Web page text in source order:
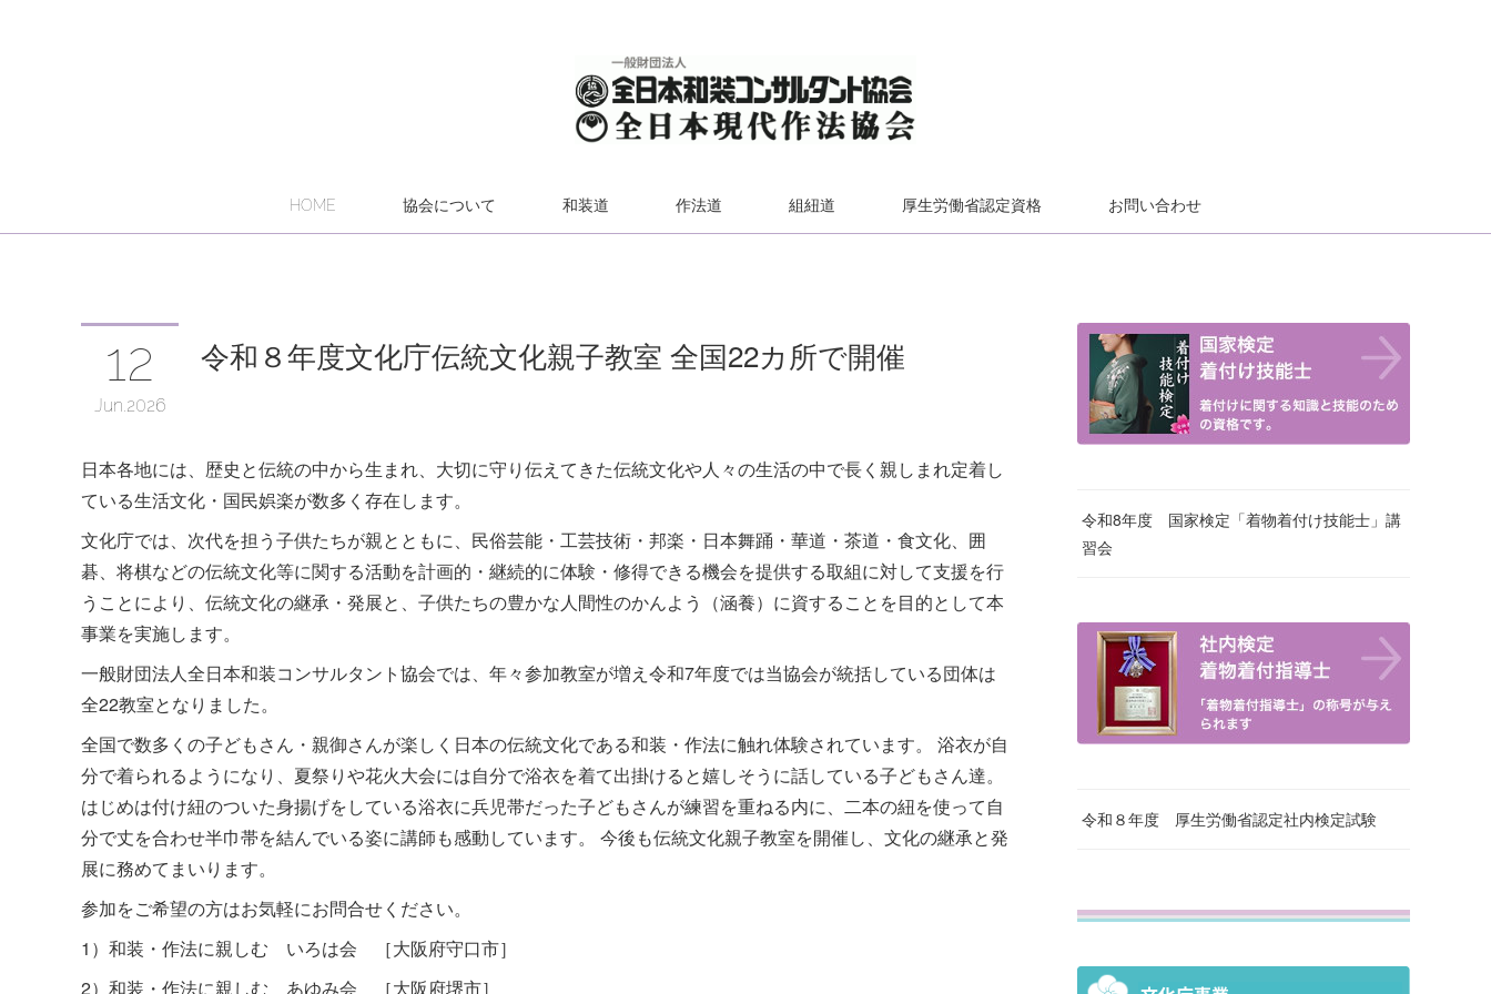
HOME 協会について 和装道 作法道 組紐道 厚生労働省認定資格 お問い合わせ
12
Jun 2026
令和８年度文化庁伝統文化親子教室 全国22カ所で開催
日本各地には、歴史と伝統の中から生まれ、大切に守り伝えてきた伝統文化や人々の生活の中で長く親しまれ定着し
ている生活文化・国民娯楽が数多く存在します。
文化庁では、次代を担う子供たちが親とともに、民俗芸能・工芸技術・邦楽・日本舞踊・華道・茶道・食文化、囲
碁、将棋などの伝統文化等に関する活動を計画的・継続的に体験・修得できる機会を提供する取組に対して支援を行
うことにより、伝統文化の継承・発展と、子供たちの豊かな人間性のかんよう（涵養）に資することを目的として本
事業を実施します。
一般財団法人全日本和装コンサルタント協会では、年々参加教室が増え令和7年度では当協会が統括している団体は
全22教室となりました。
全国で数多くの子どもさん・親御さんが楽しく日本の伝統文化である和装・作法に触れ体験されています。 浴衣が自
分で着られるようになり、夏祭りや花火大会には自分で浴衣を着て出掛けると嬉しそうに話している子どもさん達。
はじめは付け紐のついた身揚げをしている浴衣に兵児帯だった子どもさんが練習を重ねる内に、二本の紐を使って自
分で丈を合わせ半巾帯を結んでいる姿に講師も感動しています。 今後も伝統文化親子教室を開催し、文化の継承と発
展に務めてまいります。
参加をご希望の方はお気軽にお問合せください。
1）和装・作法に親しむ いろは会 ［大阪府守口市］
2）和装・作法に親しむ あゆみ会 ［大阪府堺市］
令和8年度 国家検定「着物着付け技能士」講
習会
令和８年度 厚生労働省認定社内検定試験